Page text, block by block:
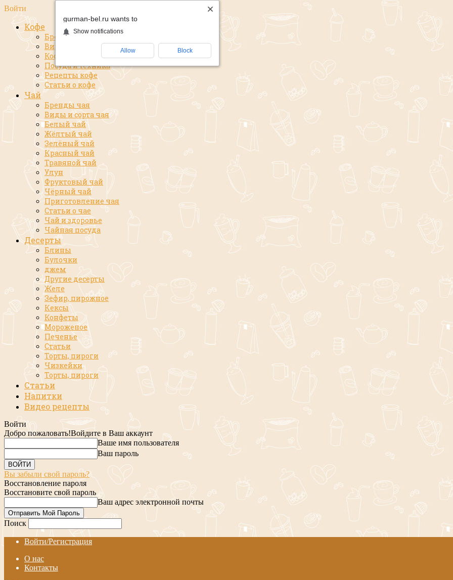
Войти
Кофе
Бренды кофе
Виды и сорта кофе
Кофе и здоровье
Посуда и техника
Рецепты кофе
Статьи о кофе
Чай
Бренды чая
Виды и сорта чая
Белый чай
Жёлтый чай
Зелёный чай
Красный чай
Травяной чай
Улун
Фруктовый чай
Чёрный чай
Приготовление чая
Статьи о чае
Чай и здоровье
Чайная посуда
Десерты
Блины
Булочки
джем
Другие десерты
Желе
Зефир, пирожное
Кексы
Конфеты
Мороженое
Печенье
Статьи
Торты, пироги
Чизкейки
Торты, пироги
Статьи
Напитки
Видео рецепты
Войти
Добро пожаловать!Войдите в Ваш аккаунт
Ваше имя пользователя
Ваш пароль
Вы забыли свой пароль?
Восстановление пароля
Восстановите свой пароль
Ваш адрес электронной почты
Поиск
Войти/Регистрация
О нас
Контакты
gurman-bel.ru wants to
Show notifications
Allow Block